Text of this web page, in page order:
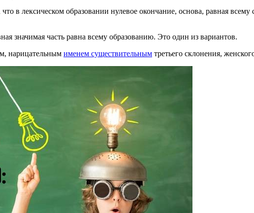
что в лексическом образовании нулевое окончание, основа, равная
значимая часть равна всему образованию. Это один из вариантов.
нарицательным именем существительным третьего склонения,